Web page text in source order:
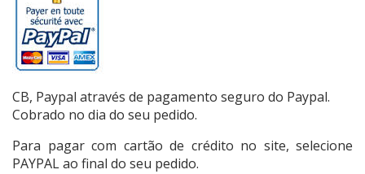
CB, Paypal através de pagamento seguro do Paypal.
Cobrado no dia do seu pedido.
Para pagar com cartão de crédito no site, selecione
PAYPAL ao final do seu pedido.